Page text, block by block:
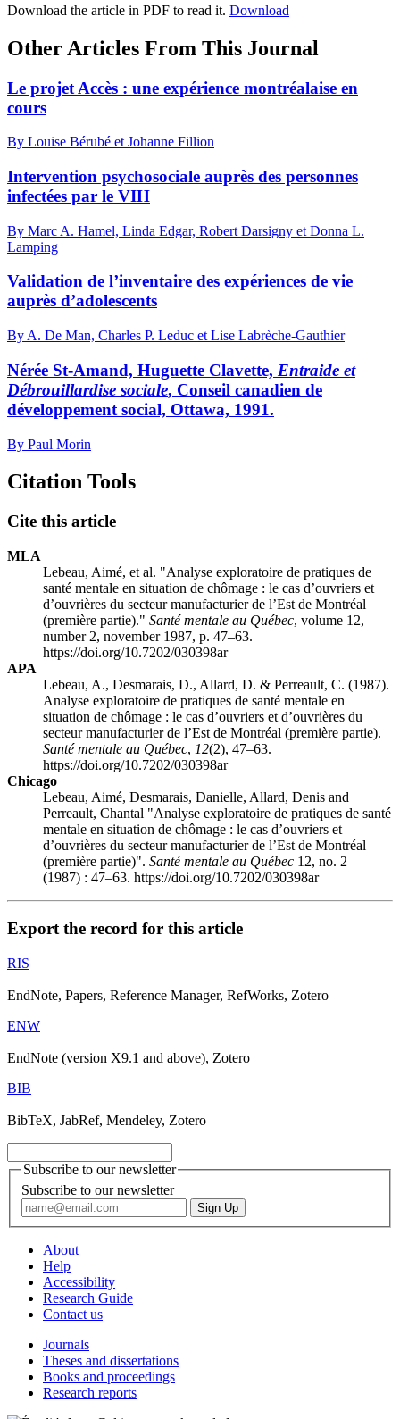
Download the article in PDF to read it. Download
Other Articles From This Journal
Le projet Accès : une expérience montréalaise en
cours
By Louise Bérubé et Johanne Fillion
Intervention psychosociale auprès des personnes
infectées par le VIH
By Marc A. Hamel, Linda Edgar, Robert Darsigny et Donna L.
Lamping
Validation de l’inventaire des expériences de vie
auprès d’adolescents
By A. De Man, Charles P. Leduc et Lise Labrèche-Gauthier
Nérée St-Amand, Huguette Clavette, Entraide et
Débrouillardise sociale, Conseil canadien de
développement social, Ottawa, 1991.
By Paul Morin
Citation Tools
Cite this article
MLA
Lebeau, Aimé, et al. "Analyse exploratoire de pratiques de
santé mentale en situation de chômage : le cas d’ouvriers et
d’ouvrières du secteur manufacturier de l’Est de Montréal
(première partie)." Santé mentale au Québec, volume 12,
number 2, november 1987, p. 47–63.
https://doi.org/10.7202/030398ar
APA
Lebeau, A., Desmarais, D., Allard, D. & Perreault, C. (1987).
Analyse exploratoire de pratiques de santé mentale en
situation de chômage : le cas d’ouvriers et d’ouvrières du
secteur manufacturier de l’Est de Montréal (première partie).
Santé mentale au Québec, 12(2), 47–63.
https://doi.org/10.7202/030398ar
Chicago
Lebeau, Aimé, Desmarais, Danielle, Allard, Denis and
Perreault, Chantal "Analyse exploratoire de pratiques de santé
mentale en situation de chômage : le cas d’ouvriers et
d’ouvrières du secteur manufacturier de l’Est de Montréal
(première partie)". Santé mentale au Québec 12, no. 2
(1987) : 47–63. https://doi.org/10.7202/030398ar
Export the record for this article
RIS
EndNote, Papers, Reference Manager, RefWorks, Zotero
ENW
EndNote (version X9.1 and above), Zotero
BIB
BibTeX, JabRef, Mendeley, Zotero
Subscribe to our newsletter
Subscribe to our newsletter
About
Help
Accessibility
Research Guide
Contact us
Journals
Theses and dissertations
Books and proceedings
Research reports